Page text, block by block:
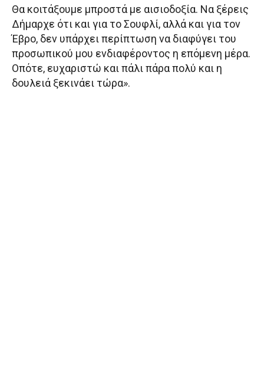
Θα κοιτάξουμε μπροστά με αισιοδοξία. Να ξέρεις
Δήμαρχε ότι και για το Σουφλί, αλλά και για τον
Έβρο, δεν υπάρχει περίπτωση να διαφύγει του
προσωπικού μου ενδιαφέροντος η επόμενη μέρα.
Οπότε, ευχαριστώ και πάλι πάρα πολύ και η
δουλειά ξεκινάει τώρα».